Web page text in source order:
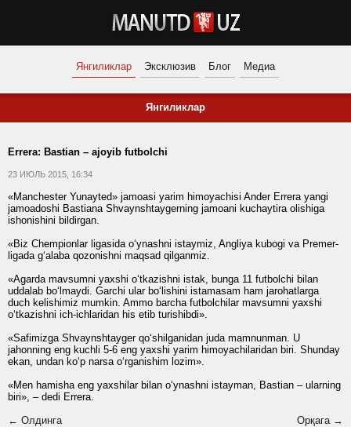
Янгиликлар Эксклюзив Блог Медиа
Янгиликлар
Errera: Bastian – ajoyib futbolchi
23 ИЮЛЬ 2015, 16:34
«Manchester Yunayted» jamoasi yarim himoyachisi Ander Errera yangi
jamoadoshi Bastiana Shvaynshtaygerning jamoani kuchaytira olishiga
ishonishini bildirgan.
«Biz Chempionlar ligasida o‘ynashni istaymiz, Angliya kubogi va Premer-
ligada g‘alaba qozonishni maqsad qilganmiz.
«Agarda mavsumni yaxshi o‘tkazishni istak, bunga 11 futbolchi bilan
uddalab bo‘lmaydi. Garchi ular bo‘lishini istamasam ham jarohatlarga
duch kelishimiz mumkin. Ammo barcha futbolchilar mavsumni yaxshi
o‘tkazishni ich-ichlaridan his etib turishibdi».
«Safimizga Shvaynshtayger qo‘shilganidan juda mamnunman. U
jahonning eng kuchli 5-6 eng yaxshi yarim himoyachilaridan biri. Shunday
ekan, undan ko‘p narsa o‘rganishim lozim».
«Men hamisha eng yaxshilar bilan o‘ynashni istayman, Bastian – ularning
biri», – dedi Errera.
← Олдинга
Орқага →